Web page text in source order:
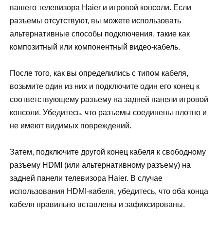
вашего телевизора Haier и игровой консоли. Если
разъемы отсутствуют, вы можете использовать
альтернативные способы подключения, такие как
композитный или компонентный видео-кабель.
После того, как вы определились с типом кабеля,
возьмите один из них и подключите один его конец к
соответствующему разъему на задней панели игровой
консоли. Убедитесь, что разъемы соединены плотно и
не имеют видимых повреждений.
Затем, подключите другой конец кабеля к свободному
разъему HDMI (или альтернативному разъему) на
задней панели телевизора Haier. В случае
использования HDMI-кабеля, убедитесь, что оба конца
кабеля правильно вставлены и зафиксированы.